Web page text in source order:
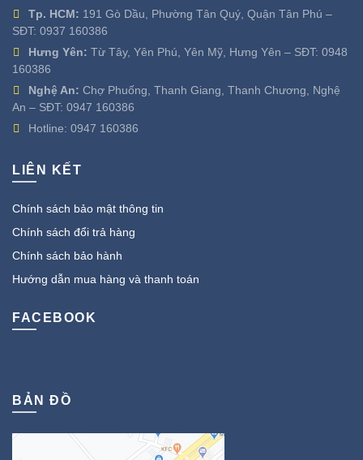
Tp. HCM: 191 Gò Dầu, Phường Tân Quý, Quận Tân Phú –
SĐT: 0937 160386
Hưng Yên: Từ Tây, Yên Phú, Yên Mỹ, Hưng Yên – SĐT: 0948
160386
Nghệ An: Chợ Phuống, Thanh Giang, Thanh Chương, Nghệ
An – SĐT: 0947 160386
Hotline: 0947 160386
LIÊN KẾT
Chính sách bảo mật thông tin
Chính sách đổi trả hàng
Chính sách bảo hành
Hướng dẫn mua hàng và thanh toán
FACEBOOK
BẢN ĐỒ